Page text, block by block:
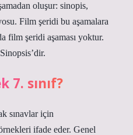
oluşur: sinopis,
Film şeridi bu aşamalara
film şeridi aşaması yoktur.
7. sınıf?
sınavlar için
ifade eder. Genel